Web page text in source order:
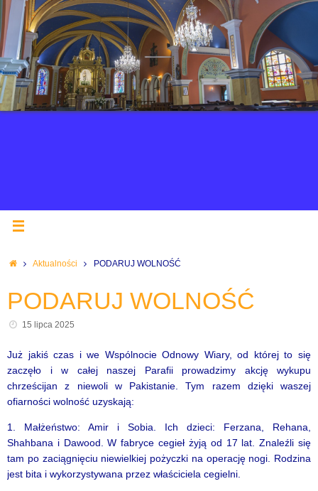
Aktualności PODARUJ WOLNOŚĆ
PODARUJ WOLNOŚĆ
15 lipca 2025
Już jakiś czas i we Wspólnocie Odnowy Wiary, od której to się
zaczęło i w całej naszej Parafii prowadzimy akcję wykupu
chrześcijan z niewoli w Pakistanie. Tym razem dzięki waszej
ofiarności wolność uzyskają:
1. Małżeństwo: Amir i Sobia. Ich dzieci: Ferzana, Rehana,
Shahbana i Dawood. W fabryce cegieł żyją od 17 lat. Znaleźli się
tam po zaciągnięciu niewielkiej pożyczki na operację nogi. Rodzina
jest bita i wykorzystywana przez właściciela cegielni.